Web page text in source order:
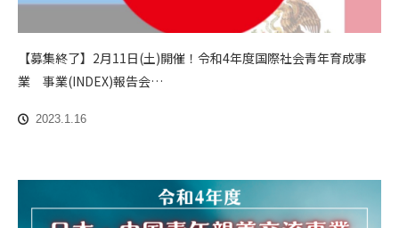
【募集終了】2月11日(土)開催！令和4年度国際社会青年育成事
業 事業(INDEX)報告会…
2023.1.16